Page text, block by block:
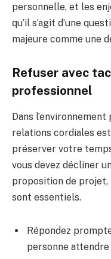
personnelle, et les
qu’il s’agit d’une
majeure comme une
Refuser avec
professionnel
Dans
relations cordiales
préserver votre
vous devez décliner
proposition de
sont essentiels.
Répondez
personne